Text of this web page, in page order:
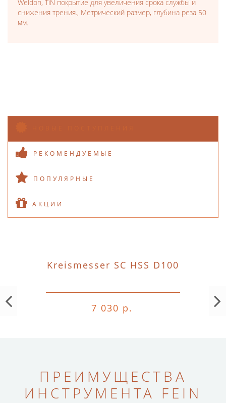
Weldon, TiN покрытие для увеличения срока службы и
снижения трения., Метрический размер, глубина реза 50
мм.
РЕКОМЕНДУЕМЫЕ
ПОПУЛЯРНЫЕ
АКЦИИ
Kreismesser SC HSS D100
7 030 р.
ПРЕИМУЩЕСТВА
ИНСТРУМЕНТА FEIN